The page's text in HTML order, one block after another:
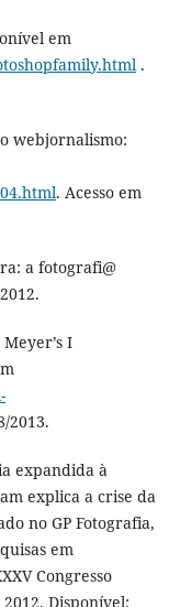
em
.
webjornalismo:
. Acesso em
a fotografi@
I
2013.
expandida à
explica a crise da
no GP Fotografia,
em
Congresso
Disponível: